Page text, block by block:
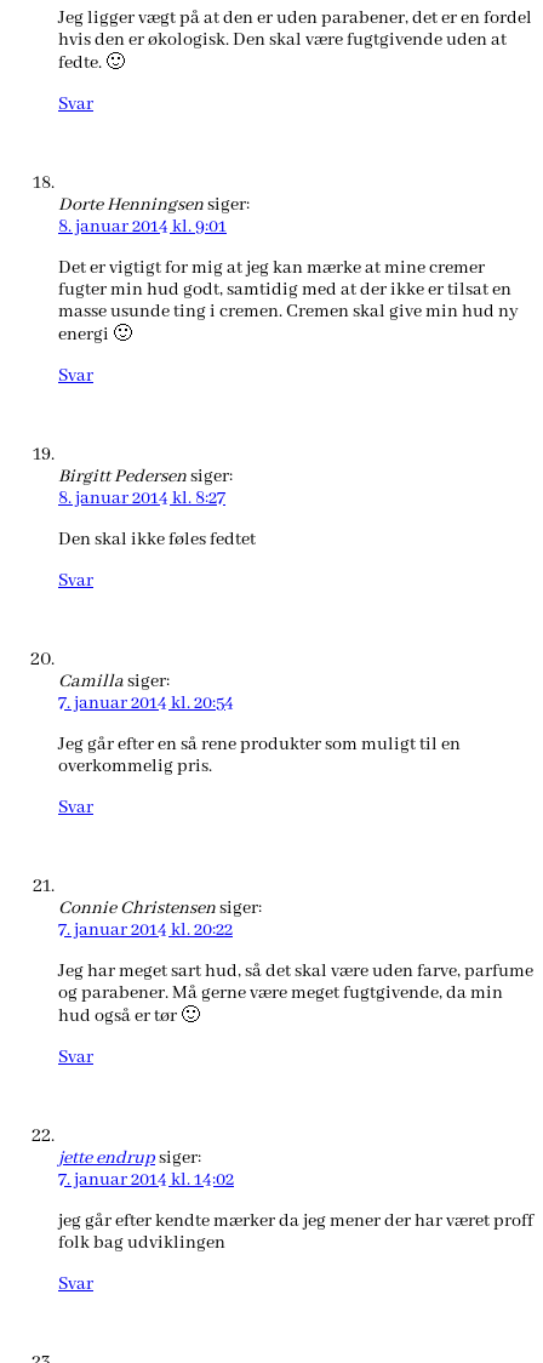
Jeg ligger vægt på at den er uden parabener, det er en fordel
hvis den er økologisk. Den skal være fugtgivende uden at
fedte. 🙂
Svar
Dorte Henningsensiger:
8. januar 2014 kl. 9:01
Det er vigtigt for mig at jeg kan mærke at mine cremer
fugter min hud godt, samtidig med at der ikke er tilsat en
masse usunde ting i cremen. Cremen skal give min hud ny
energi 🙂
Svar
Birgitt Pedersensiger:
8. januar 2014 kl. 8:27
Den skal ikke føles fedtet
Svar
Camillasiger:
7. januar 2014 kl. 20:54
Jeg går efter en så rene produkter som muligt til en
overkommelig pris.
Svar
Connie Christensensiger:
7. januar 2014 kl. 20:22
Jeg har meget sart hud, så det skal være uden farve, parfume
og parabener. Må gerne være meget fugtgivende, da min
hud også er tør 🙂
Svar
jette endrupsiger:
7. januar 2014 kl. 14:02
jeg går efter kendte mærker da jeg mener der har været proff
folk bag udviklingen
Svar